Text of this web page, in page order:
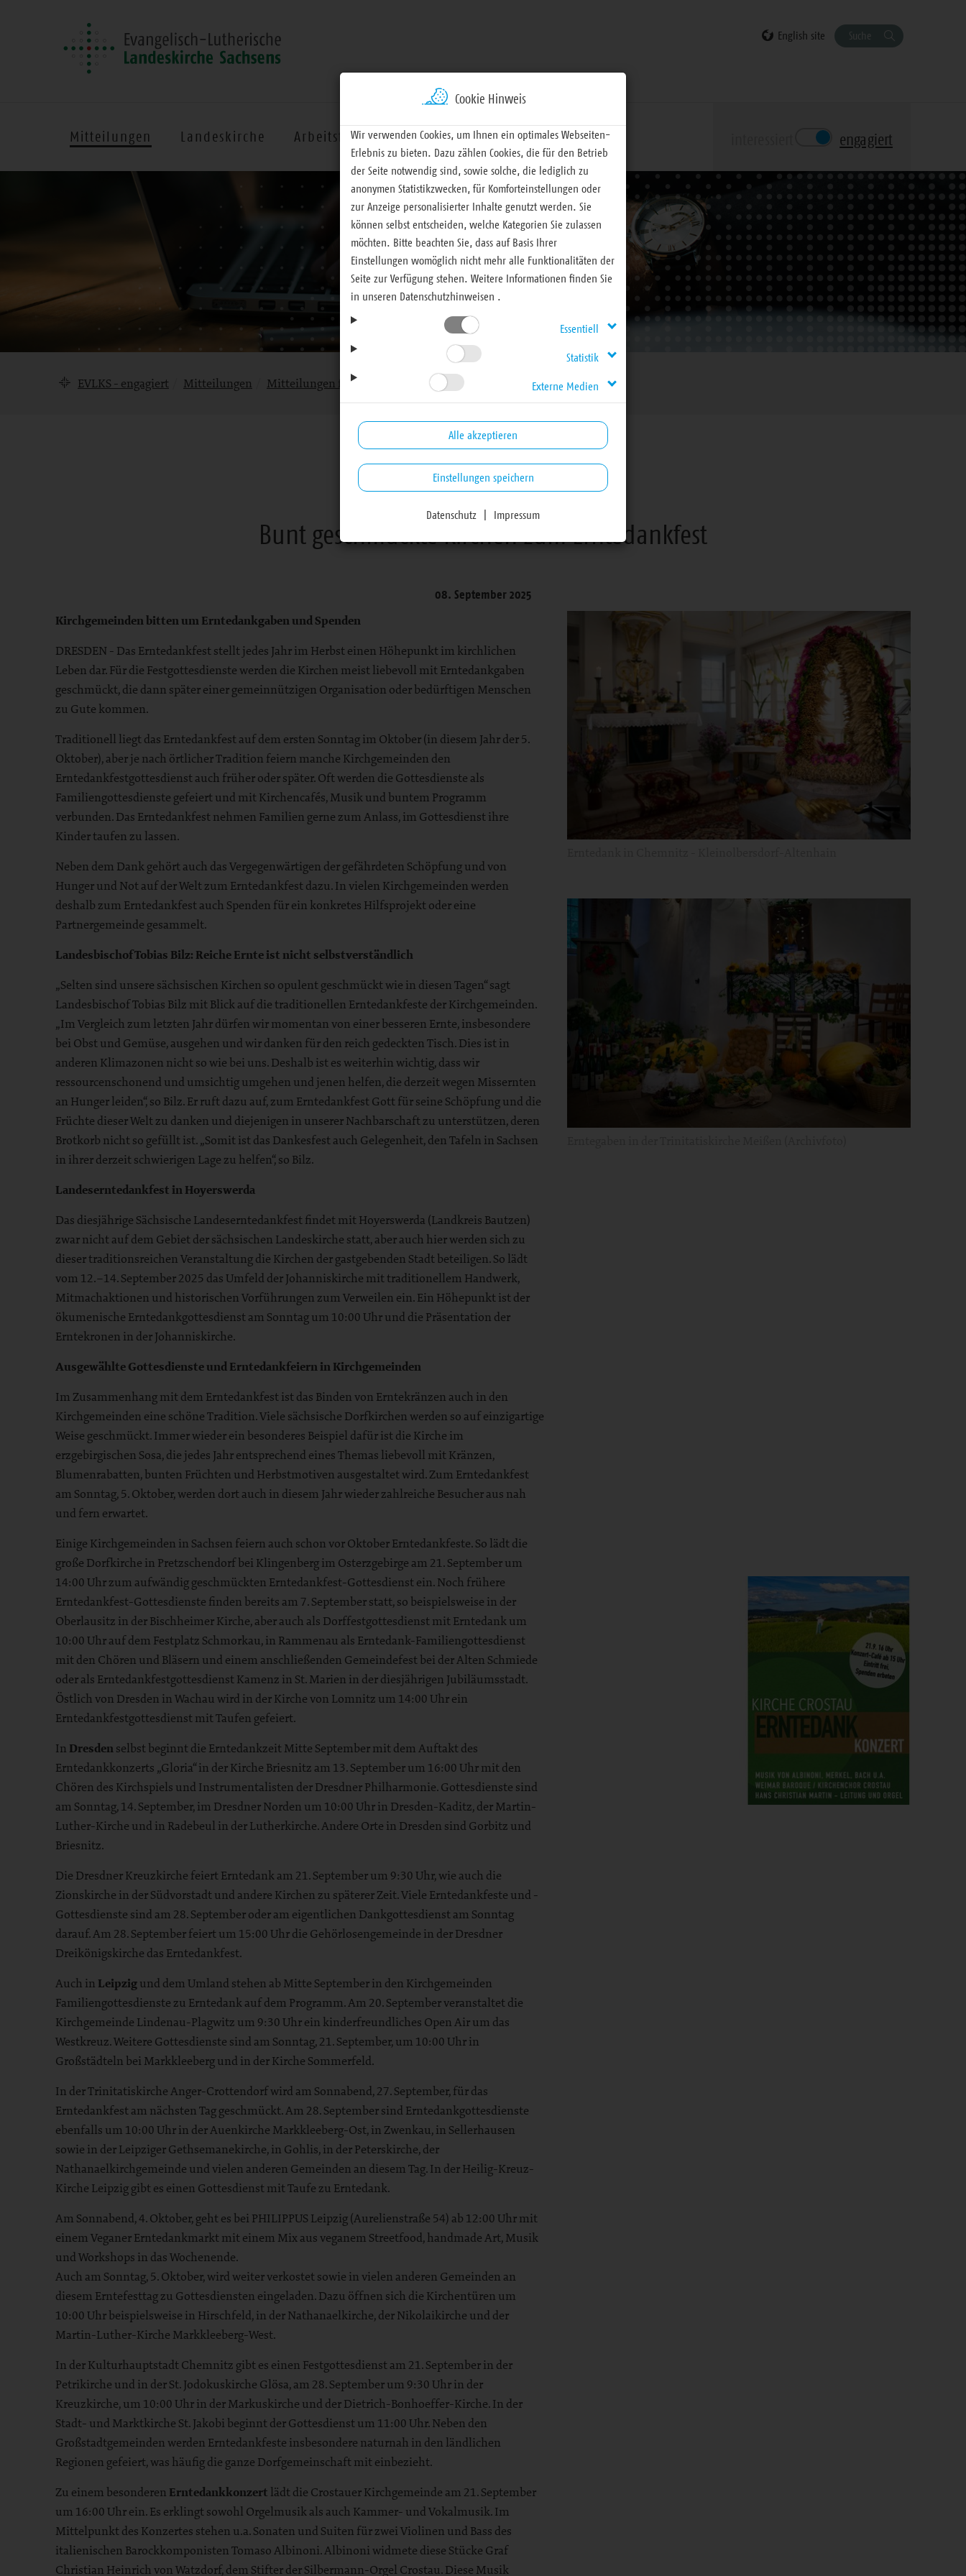
English site Suche
Mitteilungen Landeskirche Arbeitsfelder Termine Materialien engagiert
EVLKS - engagiert Mitteilungen Mitteilungen für Haupt- und Ehrenamtliche
Mitteilungen für Haupt- und Ehrenamtliche
Bunt geschmückte Kirchen zum Erntedankfest
08. September 2025
Kirchgemeinden bitten um Erntedankgaben und Spenden
DRESDEN - Das Erntedankfest stellt jedes Jahr im Herbst einen Höhepunkt im kirchlichen
Leben dar. Für die Festgottesdienste werden die Kirchen meist liebevoll mit Erntedankgaben
geschmückt, die dann später einer gemeinnützigen Organisation oder bedürftigen Menschen
zu Gute kommen.
Traditionell liegt das Erntedankfest auf dem ersten Sonntag im Oktober (in diesem Jahr der 5.
Oktober), aber je nach örtlicher Tradition feiern manche Kirchgemeinden den
Erntedankfestgottesdienst auch früher oder später. Oft werden die Gottesdienste als
Familiengottesdienste gefeiert und mit Kirchencafés, Musik und buntem Programm
verbunden. Das Erntedankfest nehmen Familien gerne zum Anlass, im Gottesdienst ihre
Kinder taufen zu lassen.
Neben dem Dank gehört auch das Vergegenwärtigen der gefährdeten Schöpfung und von
Hunger und Not auf der Welt zum Erntedankfest dazu. In vielen Kirchgemeinden werden
deshalb zum Erntedankfest auch Spenden für ein konkretes Hilfsprojekt oder eine
Partnergemeinde gesammelt.
Landesbischof Tobias Bilz: Reiche Ernte ist nicht selbstverständlich
„Selten sind unsere sächsischen Kirchen so opulent geschmückt wie in diesen Tagen“ sagt
Landesbischof Tobias Bilz mit Blick auf die traditionellen Erntedankfeste der Kirchgemeinden.
„Im Vergleich zum letzten Jahr dürfen wir momentan von einer besseren Ernte, insbesondere
bei Obst und Gemüse, ausgehen und wir danken für den reich gedeckten Tisch. Dies ist in
anderen Klimazonen nicht so wie bei uns. Deshalb ist es weiterhin wichtig, dass wir
ressourcenschonend und umsichtig umgehen und jenen helfen, die derzeit wegen Missernten
an Hunger leiden“, so Bilz. Er ruft dazu auf, zum Erntedankfest Gott für seine Schöpfung und die
Früchte dieser Welt zu danken und diejenigen in unserer Nachbarschaft zu unterstützen, deren
Brotkorb nicht so gefüllt ist. „Somit ist das Dankesfest auch Gelegenheit, den Tafeln in Sachsen
in ihrer derzeit schwierigen Lage zu helfen“, so Bilz.
Landeserntedankfest in Hoyerswerda
Das diesjährige Sächsische Landeserntedankfest findet mit Hoyerswerda (Landkreis Bautzen)
zwar nicht auf dem Gebiet der sächsischen Landeskirche statt, aber auch hier werden sich zu
dieser traditionsreichen Veranstaltung die Kirchen der gastgebenden Stadt beteiligen. So lädt
vom 12.–14. September 2025 das Umfeld der Johanniskirche mit traditionellem Handwerk,
Mitmachaktionen und historischen Vorführungen zum Verweilen ein. Ein Höhepunkt ist der
ökumenische Erntedankgottesdienst am Sonntag um 10:00 Uhr und die Präsentation der
Erntekronen in der Johanniskirche.
Ausgewählte Gottesdienste und Erntedankfeiern in Kirchgemeinden
Im Zusammenhang mit dem Erntedankfest ist das Binden von Erntekränzen auch in den
Kirchgemeinden eine schöne Tradition. Viele sächsische Dorfkirchen werden so auf einzigartige
Weise geschmückt. Immer wieder ein besonderes Beispiel dafür ist die Kirche im
erzgebirgischen Sosa, die jedes Jahr entsprechend eines Themas liebevoll mit Kränzen,
Blumenrabatten, bunten Früchten und Herbstmotiven ausgestaltet wird. Zum Erntedankfest
am Sonntag, 5. Oktober, werden dort auch in diesem Jahr wieder zahlreiche Besucher aus nah
und fern erwartet.
Einige Kirchgemeinden in Sachsen feiern auch schon vor Oktober Erntedankfeste. So lädt die
große Dorfkirche in Pretzschendorf bei Klingenberg im Osterzgebirge am 21. September um
14:00 Uhr zum aufwändig geschmückten Erntedankfest-Gottesdienst ein. Noch frühere
Erntedankfest-Gottesdienste finden bereits am 7. September statt, so beispielsweise in der
Oberlausitz in der Bischheimer Kirche, aber auch als Dorffestgottesdienst mit Erntedank um
10:00 Uhr auf dem Festplatz Schmorkau, in Rammenau als Erntedank-Familiengottesdienst
mit den Chören und Bläsern und einem anschließenden Gemeindefest bei der Alten Schmiede
oder als Erntedankfestgottesdienst Kamenz in St. Marien in der diesjährigen Jubiläumsstadt.
Östlich von Dresden in Wachau wird in der Kirche von Lomnitz um 14:00 Uhr ein
Erntedankfestgottesdienst mit Taufen gefeiert.
In Dresdenselbst beginnt die Erntedankzeit Mitte September mit dem Auftakt des
Erntedankkonzerts „Gloria“ in der Kirche Briesnitz am 13. September um 16:00 Uhr mit den
Chören des Kirchspiels und Instrumentalisten der Dresdner Philharmonie. Gottesdienste sind
am Sonntag, 14. September, im Dresdner Norden um 10:00 Uhr in Dresden-Kaditz, der Martin-
Luther-Kirche und in Radebeul in der Lutherkirche. Andere Orte in Dresden sind Gorbitz und
Briesnitz.
Die Dresdner Kreuzkirche feiert Erntedank am 21. September um 9:30 Uhr, wie auch die
Zionskirche in der Südvorstadt und andere Kirchen zu späterer Zeit. Viele Erntedankfeste und -
Gottesdienste sind am 28. September oder am eigentlichen Dankgottesdienst am Sonntag
darauf. Am 28. September feiert um 15:00 Uhr die Gehörlosengemeinde in der Dresdner
Dreikönigskirche das Erntedankfest.
Auch in Leipzigund dem Umland stehen ab Mitte September in den Kirchgemeinden
Familiengottesdienste zu Erntedank auf dem Programm. Am 20. September veranstaltet die
Kirchgemeinde Lindenau-Plagwitz um 9:30 Uhr ein kinderfreundliches Open Air um das
Westkreuz. Weitere Gottesdienste sind am Sonntag, 21. September, um 10:00 Uhr in
Großstädteln bei Markkleeberg und in der Kirche Sommerfeld.
In der Trinitatiskirche Anger-Crottendorf wird am Sonnabend, 27. September, für das
Erntedankfest am nächsten Tag geschmückt. Am 28. September sind Erntedankgottesdienste
ebenfalls um 10:00 Uhr in der Auenkirche Markkleeberg-Ost, in Zwenkau, in Sellerhausen
sowie in der Leipziger Gethsemanekirche, in Gohlis, in der Peterskirche, der
Nathanaelkirchgemeinde und vielen anderen Gemeinden an diesem Tag. In der Heilig-Kreuz-
Kirche Leipzig gibt es einen Gottesdienst mit Taufe zu Erntedank.
Am Sonnabend, 4. Oktober, geht es bei PHILIPPUS Leipzig (Aurelienstraße 54) ab 12:00 Uhr mit
einem Veganer Erntedankmarkt mit einem Mix aus veganem Streetfood, handmade Art, Musik
und Workshops in das Wochenende.
Auch am Sonntag, 5. Oktober, wird weiter verkostet sowie in vielen anderen Gemeinden an
diesem Erntefesttag zu Gottesdiensten eingeladen. Dazu öffnen sich die Kirchentüren um
10:00 Uhr beispielsweise in Hirschfeld, in der Nathanaelkirche, der Nikolaikirche und der
Martin-Luther-Kirche Markkleeberg-West.
In der Kulturhauptstadt Chemnitz gibt es einen Festgottesdienst am 21. September in der
Petrikirche und in der St. Jodokuskirche Glösa, am 28. September um 9:30 Uhr in der
Kreuzkirche, um 10:00 Uhr in der Markuskirche und der Dietrich-Bonhoeffer-Kirche. In der
Stadt- und Marktkirche St. Jakobi beginnt der Gottesdienst um 11:00 Uhr. Neben den
Großstadtgemeinden werden Erntedankfeste insbesondere naturnah in den ländlichen
Regionen gefeiert, was häufig die ganze Dorfgemeinschaft mit einbezieht.
Zu einem besonderen Erntedankkonzert lädt die Crostauer Kirchgemeinde am 21. September
um 16:00 Uhr ein. Es erklingt sowohl Orgelmusik als auch Kammer- und Vokalmusik. Im
Mittelpunkt des Konzertes stehen u.a. Sonaten und Suiten für zwei Violinen und Bass des
italienischen Barockkomponisten Tomaso Albinoni. Albinoni widmete diese Stücke Graf
Christian Heinrich von Watzdorf, dem Stifter der Silbermann-Orgel Crostau. Diese Musik
Cookie Hinweis
Wir verwenden Cookies, um Ihnen ein optimales Webseiten-
Erlebnis zu bieten. Dazu zählen Cookies, die für den Betrieb
der Seite notwendig sind, sowie solche, die lediglich zu
anonymen Statistikzwecken, für Komforteinstellungen oder
zur Anzeige personalisierter Inhalte genutzt werden. Sie
können selbst entscheiden, welche Kategorien Sie zulassen
möchten. Bitte beachten Sie, dass auf Basis Ihrer
Einstellungen womöglich nicht mehr alle Funktionalitäten der
Seite zur Verfügung stehen. Weitere Informationen finden Sie
in unseren Datenschutzhinweisen .
Essentiell
Statistik
Externe Medien
Alle akzeptieren
Einstellungen speichern
Datenschutz Impressum